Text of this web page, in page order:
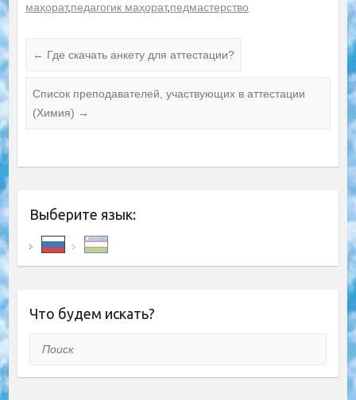
маҳорат,педагогик маҳорат,педмастерство
← Где скачать анкету для аттестации?
Список преподавателей, участвующих в аттестации
(Химия) →
Выберите язык:
Что будем искать?
Поиск